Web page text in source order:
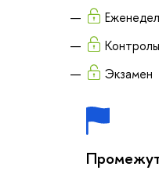
Экзамен